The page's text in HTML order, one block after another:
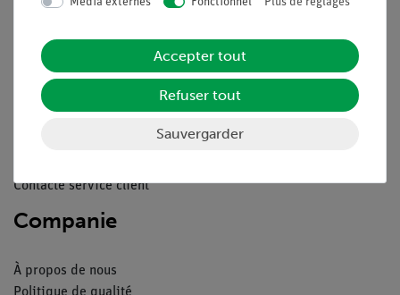
Service
Aperçu du service
Contacte service client
Companie
À propos de nous
Accepter tout
Refuser tout
Sauvergarder